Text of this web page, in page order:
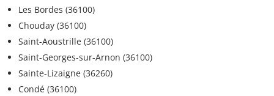
Les Bordes (36100)
Chouday (36100)
Saint-Aoustrille (36100)
Saint-Georges-sur-Arnon (36100)
Sainte-Lizaigne (36260)
Condé (36100)